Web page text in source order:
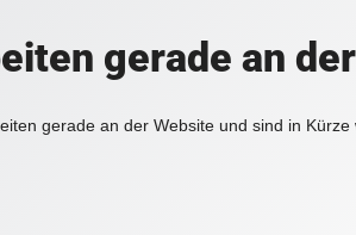
gerade an
gerade an der Website und sind in Kürze